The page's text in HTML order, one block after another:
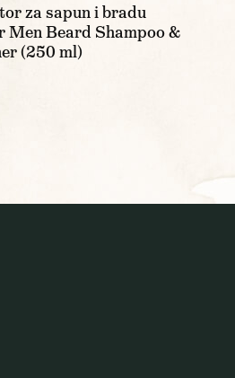
za sapun i bradu
Men Beard Shampoo &
(250 ml)